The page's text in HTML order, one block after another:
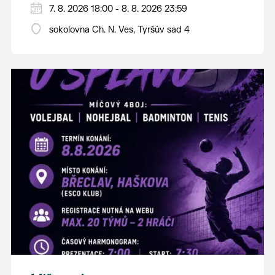
PÁTEK 7. srpna
18:00 - ruční stavění máje
14:00 - krojový průvod pro stárky od
hostince “U Buvola”
16:00 - odpolední zábava na sokolovně
21:00 - večerní zábava
K tanci a poslechu bude hrát DH
Lanžhotčané.
Těšíme se na Vás!
7. 8. 2026 18:00 - 8. 8. 2026 23:59
sokolovna Ch. N. Ves, Tyršův sad 4